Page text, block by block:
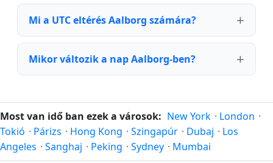
Mi a UTC eltérés Aalborg számára?
Mikor változik a nap Aalborg-ben?
Most van idő ban ezek a városok: New York · London ·
Tokió · Párizs · Hong Kong · Szingapúr · Dubaj · Los
Angeles · Sanghaj · Peking · Sydney · Mumbai